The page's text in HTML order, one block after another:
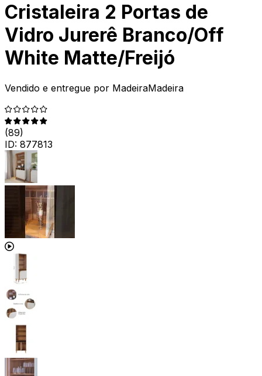
Cristaleira 2 Portas de
Vidro Jurerê Branco/Off
White Matte/Freijó
Vendido e entregue por MadeiraMadeira
(89)
ID: 877813